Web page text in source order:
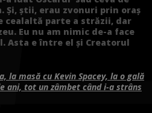
Și, știi, erau zvonuri prin oraș
cealaltă parte a străzii, dar
Eu nu am nimic de-a face
Asta e între el și Creatorul
la masă cu Kevin Spacey, la o gală
ani, tot un zâmbet când i-a strâns